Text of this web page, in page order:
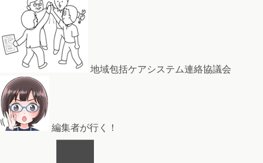
地域包括ケアシステム連絡協議会
編集者が行く！